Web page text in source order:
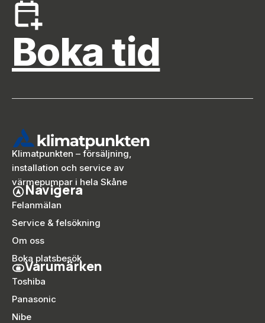
Boka tid
Klimatpunkten – försäljning,
installation och service av
värmepumpar i hela Skåne
Navigera
Felanmälan
Service & felsökning
Om oss
Boka platsbesök
Varumärken
Toshiba
Panasonic
Nibe